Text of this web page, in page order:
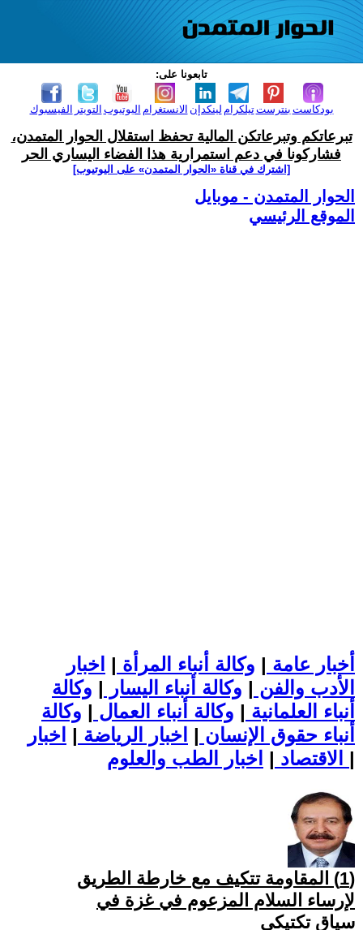
تابعونا على:
الفيسبوك التويتر اليوتيوب الانستغرام لينكدإن تيلكرامبنترست بودكاست
تبرعاتكم وتبرعاتكن المالية تحفظ استقلال الحوار المتمدن،
فشاركونا في دعم استمرارية هذا الفضاء اليساري الحر
[اشترك في قناة ‫«الحوار المتمدن» على اليوتيوب]
الحوار المتمدن - موبايل
الموقع الرئيسي
أخبار عامة | وكالة أنباء المرأة | اخبار
الأدب والفن | وكالة أنباء اليسار | وكالة
أنباء العلمانية | وكالة أنباء العمال | وكالة
أنباء حقوق الإنسان | اخبار الرياضة | اخبار
الاقتصاد | |
(1) المقاومة تتكيف مع خارطة الطريق
لإرساء السلام المزعوم في غزة في
سياق تكتيكي